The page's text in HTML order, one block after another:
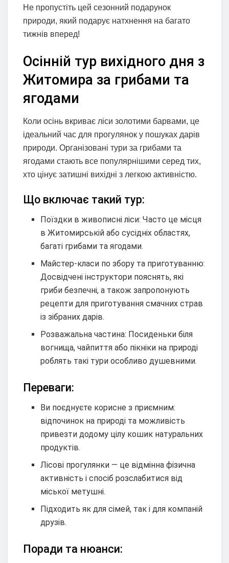
Не пропустіть цей сезонний подарунок
природи, який подарує натхнення на багато
тижнів вперед!
Осінній тур вихідного дня з
Житомира за грибами та
ягодами
Коли осінь вкриває ліси золотими барвами, це
ідеальний час для прогулянок у пошуках дарів
природи. Організовані тури за грибами та
ягодами стають все популярнішими серед тих,
хто цінує затишні вихідні з легкою активністю.
Що включає такий тур:
Поїздки в живописні ліси: Часто це місця
в Житомирській або сусідніх областях,
багаті грибами та ягодами.
Майстер-класи по збору та приготуванню:
Досвідчені інструктори пояснять, які
гриби безпечні, а також запропонують
рецепти для приготування смачних страв
із зібраних дарів.
Розважальна частина: Посиденьки біля
вогнища, чайпиття або пікніки на природі
роблять такі тури особливо душевними.
Переваги:
Ви поєднуєте корисне з приємним:
відпочинок на природі та можливість
привезти додому цілу кошик натуральних
продуктів.
Лісові прогулянки — це відмінна фізична
активність і спосіб розслабитися від
міської метушні.
Підходить як для сімей, так і для компаній
друзів.
Поради та нюанси: